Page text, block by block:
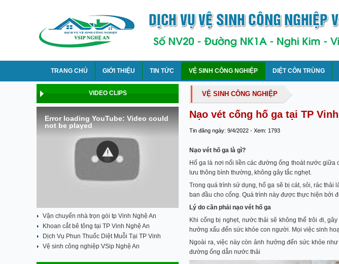
TRANG CHỦ GIỚI THIỆU TIN TỨC VỆ SINH CÔNG NGHIỆP DIỆT CÔN TRÙNG
VIDEO CLIPS
Error loading YouTube: Video could
not be played
Vận chuyển nhà trọn gói tp Vinh Nghệ An
Khoan cắt bê tông tại TP Vinh Nghệ An
Dịch Vụ Phun Thuốc Diệt Muỗi Tại TP Vinh
Vệ sinh công nghiệp VSip Nghệ An
VỆ SINH CÔNG NGHIỆP
Nạo vét cống hố ga tại TP
Tin đăng ngày: 9/4/2022 - Xem: 1793
Nạo vét hố ga là gì?
Hố ga là nơi nối liền các đường ống thoát nước giữa
lưu thông bình thường, không gây tắc nghẹt.
Trong quá trình sử dụng, hố ga sẽ bị cát, sỏi, rác thải
ban đầu cho cống. Quá trình này được thực hiện bởi
Lý do cần phải nạo vét hố ga
Khi cống bị nghẹt, nước thải sẽ không thể trôi đi,
hưởng xấu đến sức khỏe con người. Mọi việc sinh
Ngoài ra, việc này còn ảnh hưởng đến sức khỏe
đường ống dẫn nước thải